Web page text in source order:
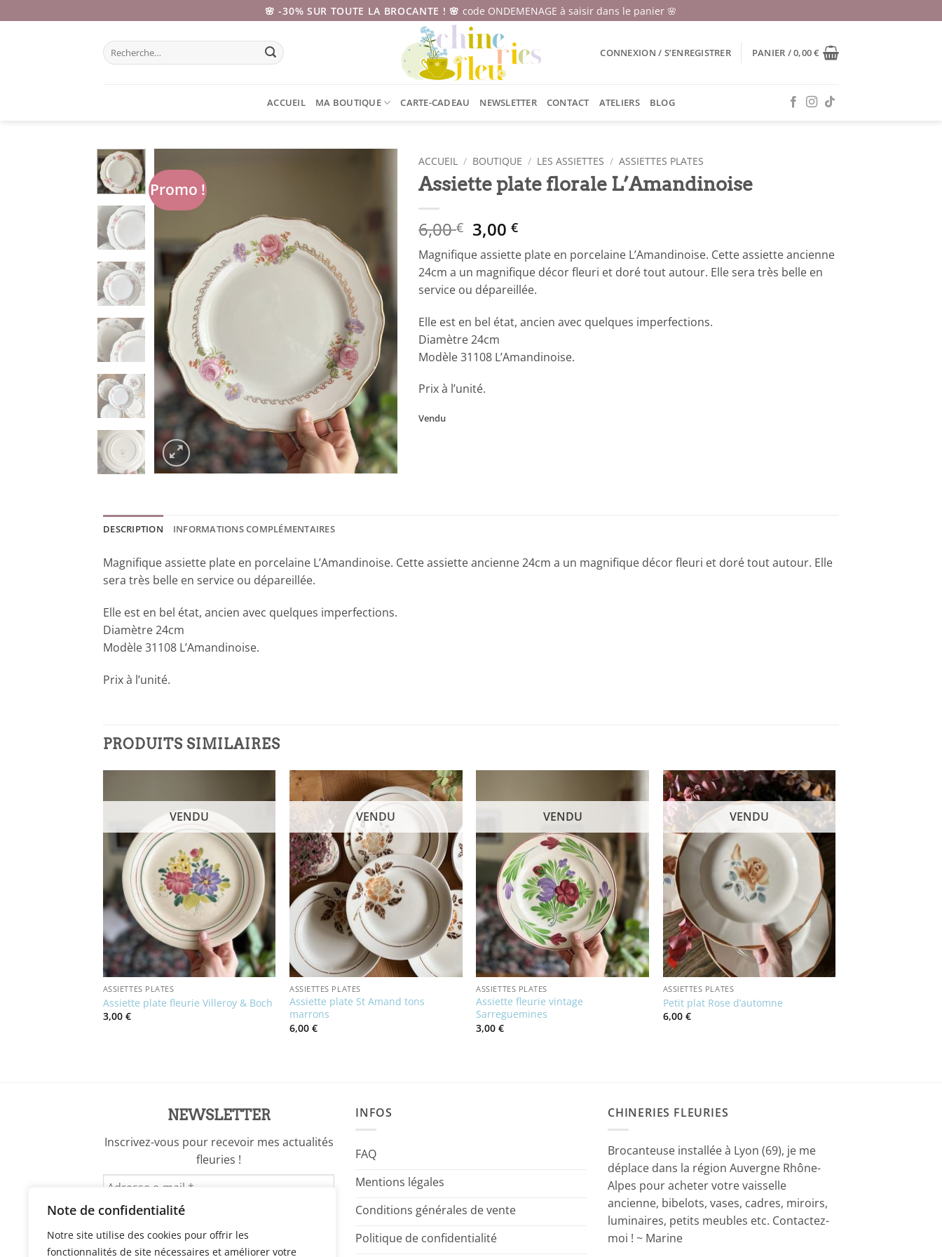
Note de confidentialité
Notre site utilise des cookies pour offrir les
fonctionnalités de site nécessaires et améliorer votre
au
🌸 -30% SUR TOUTE LA BROCANTE ! 🌸 code ONDEMENAGE à saisir dans le panier 🌸
Recherche
pour :
CONNEXION / S’ENREGISTRER PANIER /0,00€
ACCUEIL MA BOUTIQUE CARTE-CADEAU NEWSLETTER CONTACT ATELIERS BLOG
Promo !
ACCUEIL / BOUTIQUE / LES ASSIETTES / ASSIETTES PLATES
Assiette plate florale L’Amandinoise
6,00€ Le
prix
initial
était :
6,00 €.
3,00€Le
prix
actuel
est :
3,00 €.
Magnifique assiette plate en porcelaine L’Amandinoise. Cette assiette ancienne
24cm a un magnifique décor fleuri et doré tout autour. Elle sera très belle en
service ou dépareillée.
Elle est en bel état, ancien avec quelques imperfections.
Diamètre 24cm
Modèle 31108 L’Amandinoise.
Prix à l’unité.
Vendu
DESCRIPTION INFORMATIONS COMPLÉMENTAIRES
Magnifique assiette plate en porcelaine L’Amandinoise. Cette assiette ancienne 24cm a un magnifique décor fleuri et doré tout autour. Elle
sera très belle en service ou dépareillée.
Elle est en bel état, ancien avec quelques imperfections.
Diamètre 24cm
Modèle 31108 L’Amandinoise.
Prix à l’unité.
PRODUITS SIMILAIRES
VENDU
ASSIETTES PLATES
Assiette plate fleurie Villeroy & Boch
3,00 €
VENDU
ASSIETTES PLATES
Assiette plate St Amand tons
marrons
6,00€
VENDU
ASSIETTES PLATES
Assiette fleurie vintage
Sarreguemines
3,00€
VENDU
ASSIETTES PLATES
Petit plat Rose d’automne
6,00 €
NEWSLETTER
Inscrivez-vous pour recevoir mes actualités
fleuries !
INFOS
FAQ
Mentions légales
Conditions générales de vente
Politique de confidentialité
CHINERIES FLEURIES
Brocanteuse installée à Lyon (69), je me
déplace dans la région Auvergne Rhône-
Alpes pour acheter votre vaisselle
ancienne, bibelots, vases, cadres, miroirs,
luminaires, petits meubles etc. Contactez-
moi ! ~ Marine